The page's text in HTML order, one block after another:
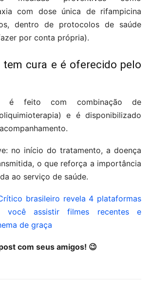
com dose única de rifampicina
dentro de protocolos de saúde
por conta própria).
tem cura e é oferecido pelo
é feito com combinação de
e é disponibilizado
no início do tratamento, a doença
o que reforça a importância
ao serviço de saúde.
brasileiro revela 4 plataformas
você assistir filmes recentes e
de graça
com seus amigos! 😉